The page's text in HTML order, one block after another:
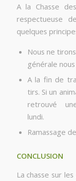
A la Chasse
respectueuse
quelques
Nous ne
générale
A la fin de
tirs. Si un
retrouvé
lundi.
Ramassage
CONCLUSION
La chasse sur